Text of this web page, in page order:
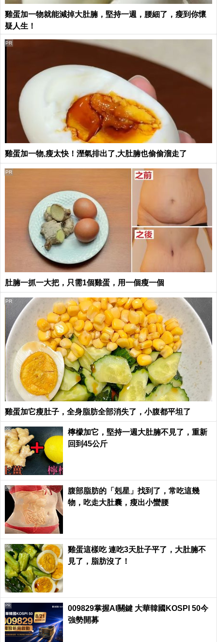
雞蛋加一物就能減掉大肚腩，堅持一週，腰細了，瘦到你懷
疑人生！
雞蛋加一物,瘦太快！溼氣排出了,大肚腩也偷偷溜走了
PR
肚腩一抓一大把，只需1個雞蛋，用一個瘦一個
PR
雞蛋加它瘦肚子，全身脂肪全部消失了，小腹都平坦了
PR
檸檬加它，堅持一週大肚腩不見了，重新
回到45公斤
PR
腹部脂肪的「剋星」找到了，常吃這幾
物，吃走大肚囊，瘦出小蠻腰
PR
雞蛋這樣吃 連吃3天肚子平了，大肚腩不
見了，脂肪沒了！
PR
009829掌握AI關鍵 大華韓國KOSPI 50今
強勢開募
PR